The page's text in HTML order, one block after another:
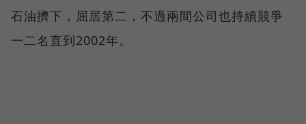
石油擠下，屈居第二，不過兩間公司也持續競爭
一二名直到2002年。